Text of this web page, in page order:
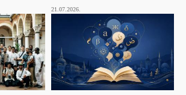
21.07.2026.